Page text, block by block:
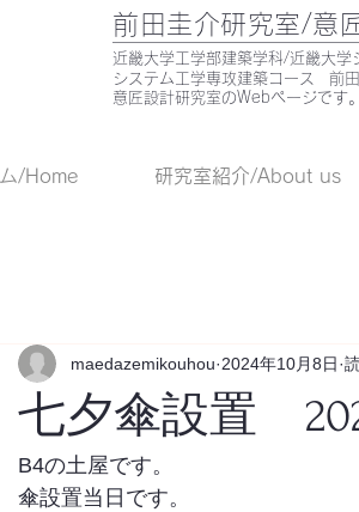
前田圭介研究室/意
近畿大学工学部建築学科/近畿大学
システム工学専攻建築コース 前
意匠設計研究室のWebページです。
/Home 研究室紹介/About us
七夕傘設置
maedazemikouhou 2024年10月8日
B4の土屋です。
傘設置当日です。